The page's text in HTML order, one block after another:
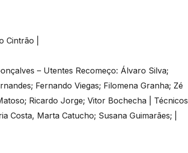
Cintrão |
– Utentes Recomeço: Álvaro Silva;
Fernando Viegas; Filomena Granha; Zé
Ricardo Jorge; Vitor Bochecha | Técnicos
Costa, Marta Catucho; Susana Guimarães; |